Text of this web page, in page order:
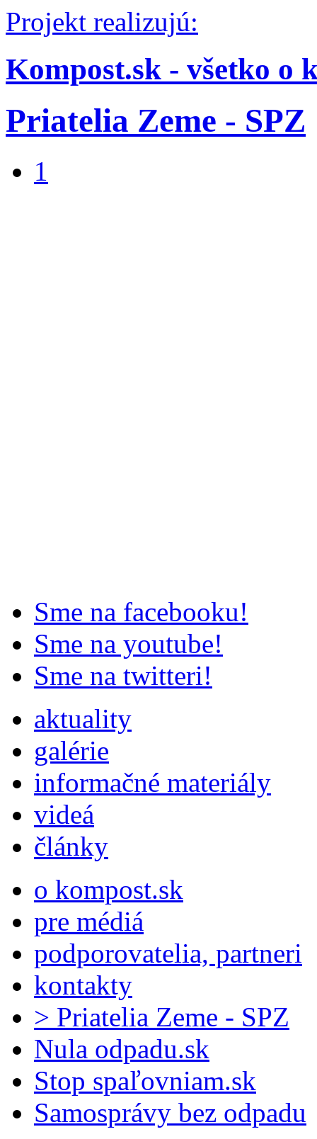
Projekt realizujú:
Kompost.sk - všetko o
Priatelia Zeme - SPZ
1
Sme na facebooku!
Sme na youtube!
Sme na twitteri!
aktuality
galérie
informačné materiály
videá
články
o kompost.sk
pre médiá
podporovatelia, partneri
kontakty
> Priatelia Zeme - SPZ
Nula odpadu.sk
Stop spaľovniam.sk
Samosprávy bez odpadu